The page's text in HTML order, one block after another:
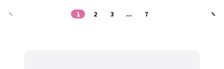
1 2 3 ... 7